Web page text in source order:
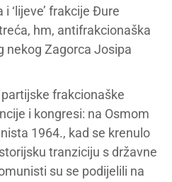
‘lijeve’ frakcije Đure
hm, antifrakcionaška
nekog Zagorca Josipa
frakcionaške
i kongresi: na Osmom
1964., kad se krenulo
tranziciju s državne
su se podijelili na